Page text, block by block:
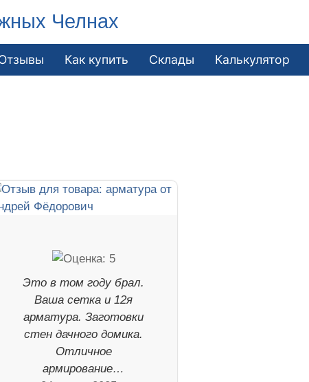
Челнах
Как купить Склады Калькулятор
Это в том году брал.
Ваша сетка и 12я
арматура. Заготовки
стен дачного домика.
Отличное
армирование…